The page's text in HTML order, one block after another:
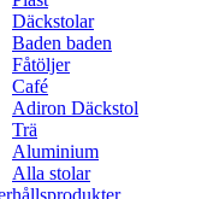
Däckstolar
Baden baden
Fåtöljer
Café
Adiron Däckstol
Trä
Aluminium
Alla stolar